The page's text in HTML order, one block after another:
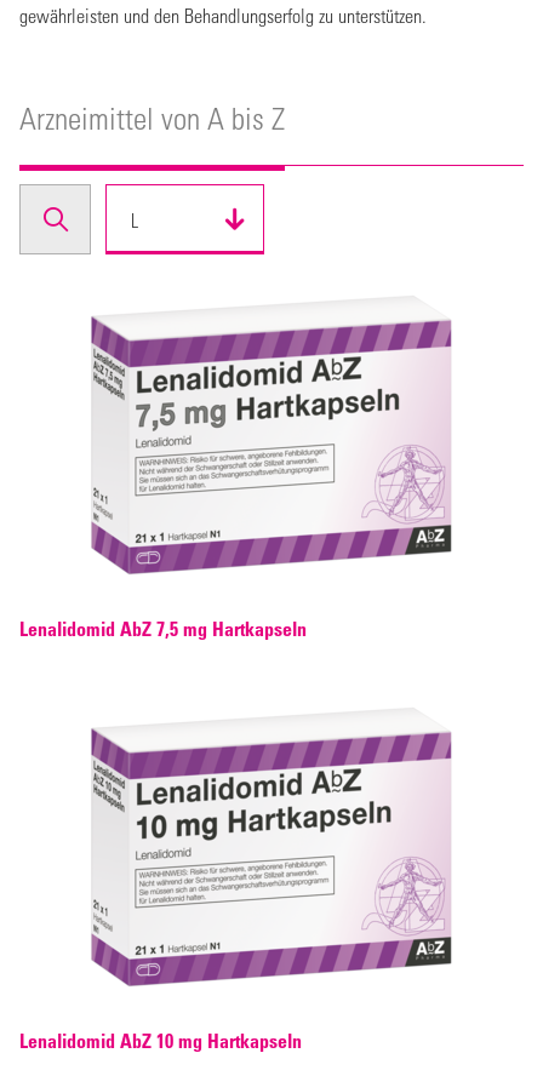
gewährleisten und den Behandlungserfolg zu unterstützen.
Arzneimittel von A bis Z
L
Lenalidomid AbZ 7,5 mg Hartkapseln
Lenalidomid AbZ 10 mg Hartkapseln